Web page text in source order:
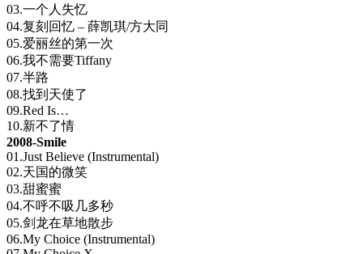
03.一个人失忆
04.复刻回忆 – 薛凯琪/方大同
05.爱丽丝的第一次
06.我不需要Tiffany
07.半路
08.找到天使了
09.Red Is…
10.新不了情
2008-Smile
01.Just Believe (Instrumental)
02.天国的微笑
03.甜蜜蜜
04.不呼不吸几多秒
05.剑龙在草地散步
06.My Choice (Instrumental)